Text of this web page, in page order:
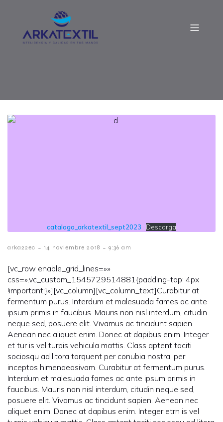
catalogo_arkatextil_sept2023 Descarga
arka22ec - 14 noviembre 2018 - 9:36 am
[vc_row enable_grid_lines=»»
css=».vc_custom_1545729514881{padding-top: 4px
!important;}»][vc_column][vc_column_text]Curabitur at
fermentum purus. Interdum et malesuada fames ac ante
ipsum primis in faucibus. Mauris non nisl interdum, citudin
neque sed, posuere elit. Vivamus ac tincidunt sapien.
Aenean nec aliquet enim. Donec at dapibus enim. Integer
et tur is vel turpis vehicula mattis. Class aptent taciti
sociosqu ad litora torquent per conubia nostra, per
inceptos himenaeosivam. Curabitur at fermentum purus.
Interdum et malesuada fames ac ante ipsum primis in
faucibus. Mauris non nisl interdum, citudin neque sed,
posuere elit. Vivamus ac tincidunt sapien. Aenean nec
aliquet enim. Donec at dapibus enim. Integer etrn is vel